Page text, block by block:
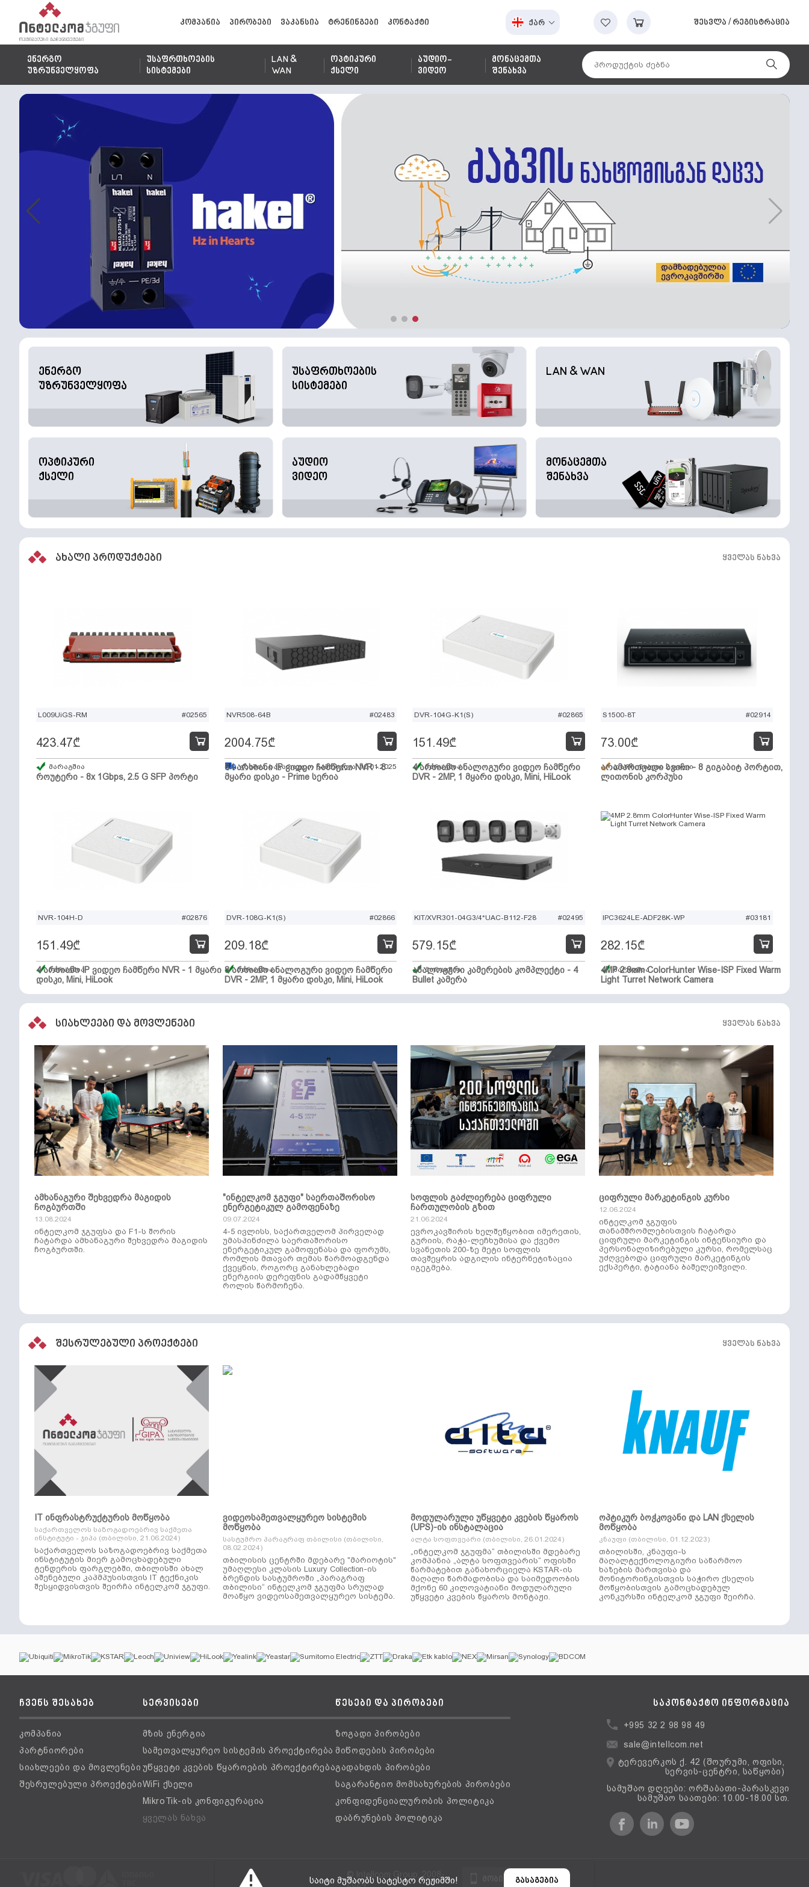
კომპანია პირობები ვაკანსია ტრენინგები კონტაქტი ქარ შესვლა / რეგისტრაცია
ენერგო
უზრუნველყოფა
უსაფრთხოების
სისტემები
LAN &
WAN
ოპტიკური
ქსელი
აუდიო-
ვიდეო
მონაცემთა
შენახვა
ენერგო
უზრუნველყოფა
უსაფრთხოების
სისტემები
LAN & WAN
ოპტიკური
ქსელი
აუდიო
ვიდეო
მონაცემთა
შენახვა
ახალი პროდუქტები ყველას ნახვა
L009UiGS-RM #02565
როუტერი - 8x 1Gbps, 2.5 G SFP პორტი
423.47₾
მარაგშია
NVR508-64B #02483
64 არხიანი IP ვიდეო ჩამწერი NVR - 8
მყარი დისკი - Prime სერია
2004.75₾
გზაშია, სავარაუდო ჩამოსვლა: 10.01.2025
DVR-104G-K1(S) #02865
4 არხიანი ანალოგური ვიდეო ჩამწერი
DVR - 2MP, 1 მყარი დისკი, Mini, HiLook
151.49₾
მარაგშია
S1500-8T #02914
არამართვადი სვიჩი - 8 გიგაბიტ პორტით,
ლითონის კორპუსი
73.00₾
დარჩენილია 2 ცალი
NVR-104H-D #02876
4 არხიანი IP ვიდეო ჩამწერი NVR - 1 მყარი
დისკი, Mini, HiLook
151.49₾
მარაგშია
DVR-108G-K1(S) #02866
8 არხიანი ანალოგური ვიდეო ჩამწერი
DVR - 2MP, 1 მყარი დისკი, Mini, HiLook
209.18₾
მარაგშია
KIT/XVR301-04G3/4*UAC-B112-F28 #02495
ანალოგური კამერების კომპლექტი - 4
Bullet კამერა
579.15₾
მარაგშია
IPC3624LE-ADF28K-WP #03181
4MP 2.8mm ColorHunter Wise-ISP Fixed Warm
Light Turret Network Camera
282.15₾
მარაგშია
სიახლეები და მოვლენები ყველას ნახვა
ამხანაგური შეხვედრა მაგიდის
ჩოგბურთში
13.08.2024
ინტელკომ ჯგუფსა და F1-ს შორის
ჩატარდა ამხანაგური შეხვედრა მაგიდის
ჩოგბურთში.
"ინტელკომ ჯგუფი" საერთაშორისო
ენერგეტიკულ გამოფენაზე
09.07.2024
4-5 ივლისს, საქართველომ პირველად
უმასპინძილა საერთაშორისო
ენერგეტიკულ გამოფენასა და ფორუმს,
რომლის მთავარ თემას წარმოადგენდა
ქვეყნის, როგორც განახლებადი
ენერგიის დერეფნის გადამწყვეტი
როლის წარმოჩენა.
სოფლის გაძლიერება ციფრული
ჩართულობის გზით
21.06.2024
ევროკავშირის ხელშეწყობით იმერეთის,
გურიის, რაჭა-ლეჩხუმისა და ქვემო
სვანეთის 200-ზე მეტი სოფლის
თავშეყრის ადგილის ინტერნეტიზაცია
იგეგმება.
ციფრული მარკეტინგის კურსი
12.06.2024
ინტელკომ ჯგუფის
თანამშრომლებისთვის ჩატარდა
ციფრული მარკეტინგის ინტენსიური და
პერსონალიზირებული კურსი, რომელსაც
უძღვებოდა ციფრული მარკეტინგის
ექსპერტი, ტატიანა ბაშელეიშვილი.
შესრულებული პროექტები ყველას ნახვა
IT ინფრასტრუქტურის მოწყობა
საქართველოს საზოგადოებრივ საქმეთა
ინსტიტუტი - ჯიპა (თბილისი, 21.06.2024)
საქართველოს საზოგადოებრივ საქმეთა
ინსტიტუტის მიერ გამოცხადებული
ტენდერის ფარგლებში, თბილისში ახალ
აშენებული კაპმპუსისთვის IT ტექნიკის
შესყიდვისთვის შეირჩა ინტელკომ ჯგუფი.
ვიდეოსამეთვალყურეო სისტემის
მოწყობა
სასტუმრო პარაგრაფ თბილისი (თბილისი,
08.02.2024)
თბილისის ცენტრში მდებარე "მარიოტის"
უმაღლესი კლასის Luxury Collection-ის
ბრენდის სასტუმროში „პარაგრაფ
თბილისი“ ინტელკომ ჯგუფმა სრულად
მოაწყო ვიდეოსამეთვალყურეო სისტემა.
მოდულარული უწყვეტი კვების წყაროს
(UPS)-ის ინსტალაცია
ალტა სოფთვეარი (თბილისი, 26.01.2024)
„ინტელკომ ჯგუფმა“ თბილისში მდებარე
კომპანია „ალტა სოფთვეარის“ ოფისში
წარმატებით განახორციელა KSTAR-ის
მაღალი წარმადობისა და საიმედოობის
მქონე 60 კილოვატიანი მოდულარული
უწყვეტი კვების წყაროს მონტაჟი.
ოპტიკურ ბოჭკოვანი და LAN ქსელის
მოწყობა
კნაუფი (თბილისი, 01.12.2023)
თბილისში, კნაუფი-ს
მაღალტექნოლოგიური საწარმოო
ხაზების მართვისა და
მონიტორინგისთვის საჭირო ქსელის
მოწყობისთვის გამოცხადებულ
კონკურსში ინტელკომ ჯგუფი შეირჩა.
ჩვენს შესახებ
კომპანია
პარტნიორები
სიახლეები და მოვლენები
შესრულებული პროექტები
სერვისები
მზის ენერგია
სამეთვალყურეო სისტემის პროექტირება
უწყვეტი კვების წყაროების პროექტირება
WiFi ქსელი
MikroTik-ის კონფიგურაცია
ყველას ნახვა
წესები და პირობები
ზოგადი პირობები
მიწოდების პირობები
გადახდის პირობები
საგარანტიო მომსახურების პირობები
კონფიდენციალურობის პოლიტიკა
დაბრუნების პოლიტიკა
საკონტაქტო ინფორმაცია
+995 32 2 98 98 49
sale@intellcom.net
ტერევერკოს ქ. 42 (შოურუმი, ოფისი,
სერვის-ცენტრი, საწყობი)
სამუშაო დღეები: ორშაბათი-პარასკევი
სამუშაო საათები: 10.00-18.00 სთ.
2024
მობილური ვერსია
საიტი მუშაობს სატესტო რეჟიმში! გასაგებია